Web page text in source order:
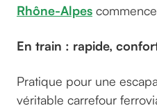
Rhône-Alpes
En train : rapide,
Pratique pour une
véritable carrefour